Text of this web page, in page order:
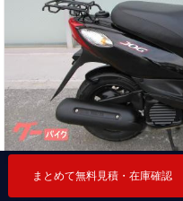
まとめて無料見積・在庫確認
まとめて無料見積・在庫確認
ヤマハ ＪＯＧ ＳＡ５７
まとめて無料見積・在庫確認